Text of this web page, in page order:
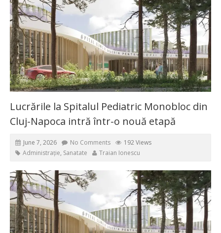
Lucrările la Spitalul Pediatric Monobloc din
Cluj-Napoca intră într-o nouă etapă
June 7, 2026 No Comments
192 Views
Administrație, Sanatate Traian Ionescu